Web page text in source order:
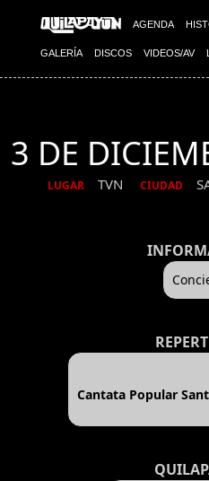
AGENDA
GALERÍA DISCOS VIDEOS/AV
3 DE
LUGAR TVN CIUDAD
Cantata Popular